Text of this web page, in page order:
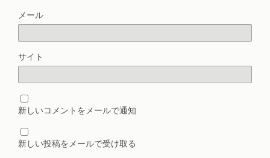
メール
サイト
新しいコメントをメールで通知
新しい投稿をメールで受け取る